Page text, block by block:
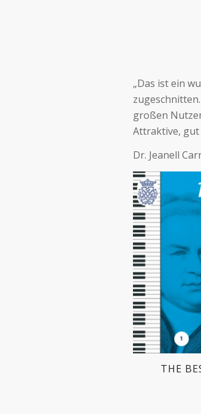
„Das ist ein
großen
Attraktive, gut
Dr. Jeanell
THE